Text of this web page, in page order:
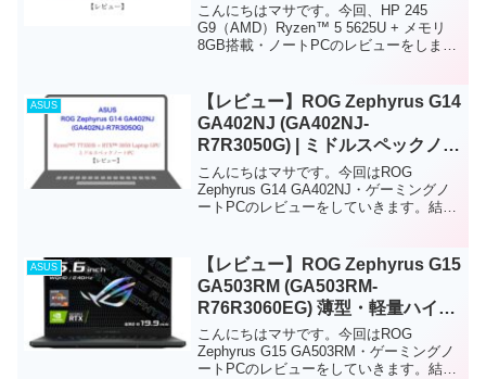
こんにちはマサです。今回、HP 245
G9（AMD）Ryzen™ 5 5625U + メモリ
8GB搭載・ノートPCのレビューをしま
いやすいノートPCです。必要最低限...
ASUS
【レビュー】ROG Zephyrus G14
GA402NJ (GA402NJ-
R7R3050G) | ミドルスペックノー
トPC
こんにちはマサです。今回はROG
Zephyrus G14 GA402NJ・ゲーミングノ
ートPCのレビューをしていきます。結論
向けのミドルスペック・ゲーミングノー
トP...
ASUS
【レビュー】ROG Zephyrus G15
GA503RM (GA503RM-
R76R3060EG) 薄型・軽量ハイス
ペックゲーミングノートPC
こんにちはマサです。今回はROG
Zephyrus G15 GA503RM・ゲーミングノ
ートPCのレビューをしていきます。結論